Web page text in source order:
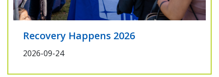
Recovery Happens 2026
2026-09-24